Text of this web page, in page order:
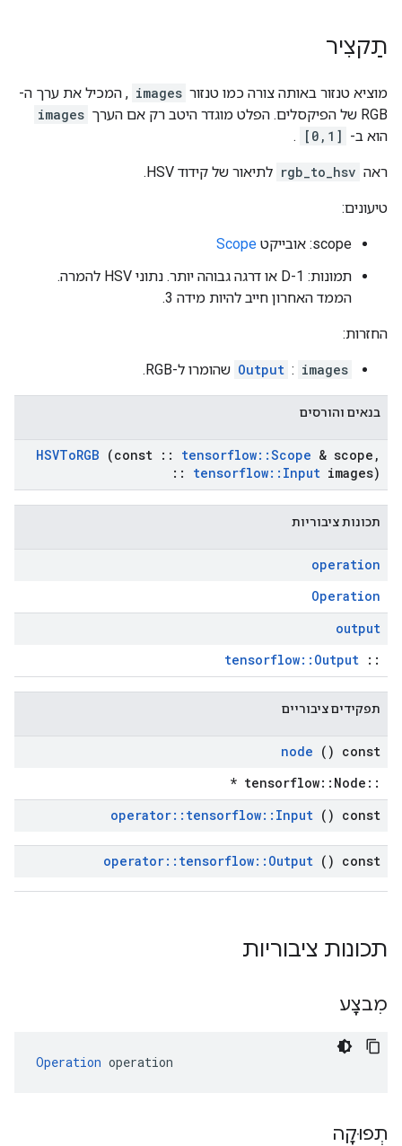
תַקצִיר
מוציא טנזור באותה צורה כמו טנזור images , המכיל את ערך ה-
RGB של הפיקסלים. הפלט מוגדר היטב רק אם הערך
images
הוא ב- [0,1]
.
ראה rgb_to_hsv לתיאור של קידוד HSV.
טיעונים:
scope: אובייקט
Scope
תמונות: 1-D או דרגה גבוהה יותר. נתוני HSV להמרה.
הממד האחרון חייב להיות מידה 3.
החזרות:
Output : images שהומרו ל-RGB.
בנאים והורסים
HSVToRGB (const :: tensorflow::Scope & scope ,
::
tensorflow:: Input images)
תכונות ציבוריות
operation
Operation
output
::
tensorflow::Output
תפקידים ציבוריים
node () const
::tensorflow::Node *
operator:: tensorflow:: Input () const
operator:: tensorflow:: Output () const
תכונות ציבוריות
מִבצָע
Operation operation
תְפוּקָה